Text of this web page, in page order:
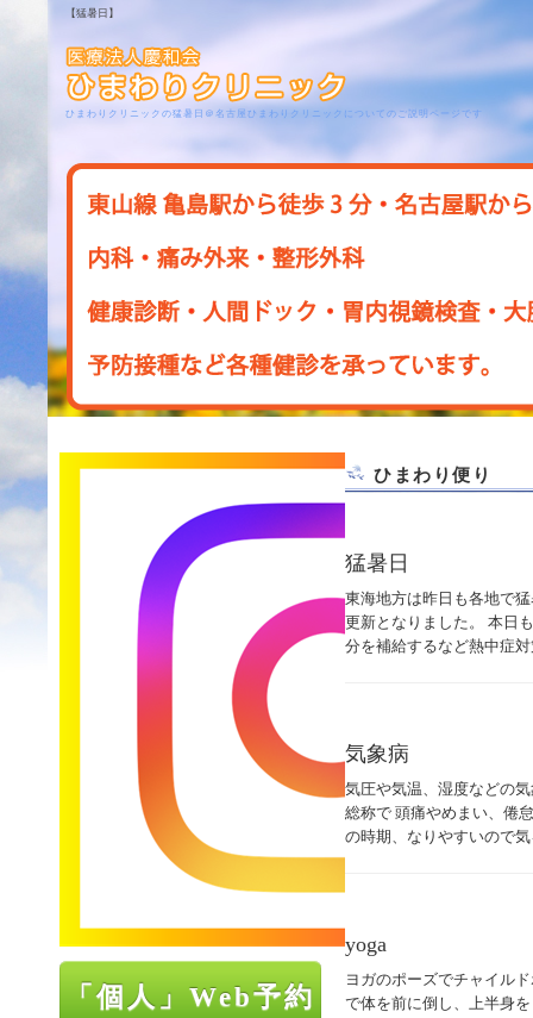
【猛暑日】
ひまわりクリニックの猛暑日＠名古屋ひまわりクリニックについてのご説明ページです
「個人」Web予約
ひまわり便り
猛暑日
東海地方は昨日も各地で
更新となりました。 本日
分を補給するなど熱中症
気象病
気圧や気温、湿度などの
総称で 頭痛やめまい、倦
の時期、なりやすいので
yoga
ヨガのポーズでチャイル
で体を前に倒し、上半身